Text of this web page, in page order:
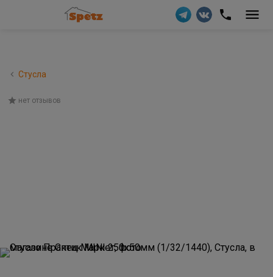
Стусла
нет отзывов